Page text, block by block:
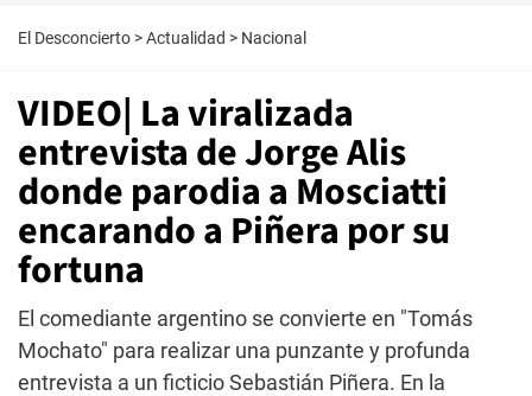
El Desconcierto >Actualidad > Nacional
VIDEO| La viralizada
entrevista de Jorge Alis
donde parodia a Mosciatti
encarando a Piñera por su
fortuna
El comediante argentino se convierte en "Tomás
Mochato" para realizar una punzante y profunda
entrevista a un ficticio Sebastián Piñera. En la